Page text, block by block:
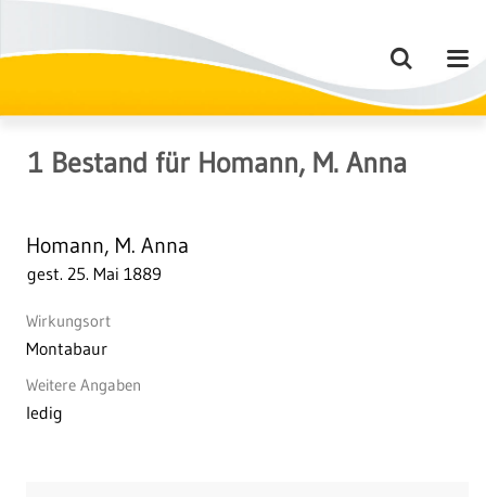
1 Bestand für Homann, M. Anna
Homann, M. Anna
gest. 25. Mai 1889
Wirkungsort
Montabaur
Weitere Angaben
ledig